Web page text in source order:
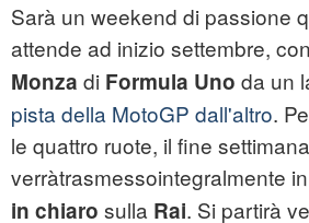
Sarà un weekend di passione
attende ad inizio settembre,
Monza di Formula Uno da un
pista della MotoGP dall'altro.
le quattro ruote, il fine
verràtrasmessointegralmente in
in chiaro sulla Rai. Si partirà